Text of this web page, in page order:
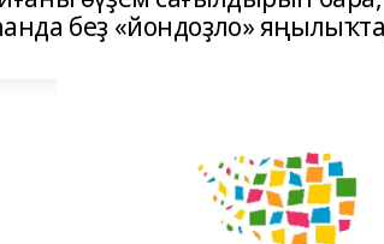
беҙ «йондоҙло»